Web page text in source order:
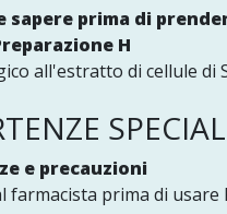
sapere prima di
H
all'estratto di cellule
e precauzioni
farmacista prima di usare